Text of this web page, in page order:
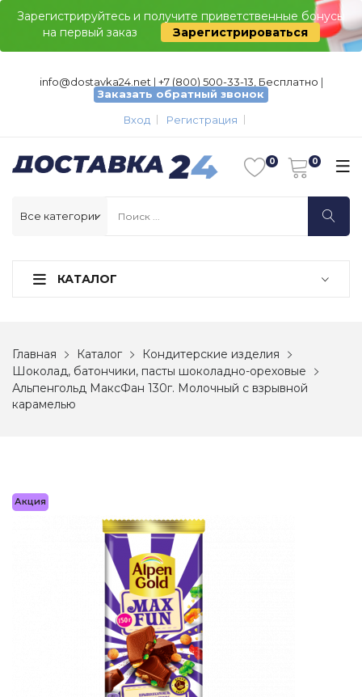
Зарегистрируйтесь и получите приветственные бонусы
на первый заказ
Зарегистрироваться
info@dostavka24.net | +7 (800) 500-33-13, Бесплатно |
Заказать обратный звонок
Вход
Регистрация
КАТАЛОГ
Главная Каталог
Кондитерские изделия
Шоколад, батончики, пасты шоколадно-ореховые
Альпенгольд МаксФан 130г. Молочный с взрывной
карамелью
Акция